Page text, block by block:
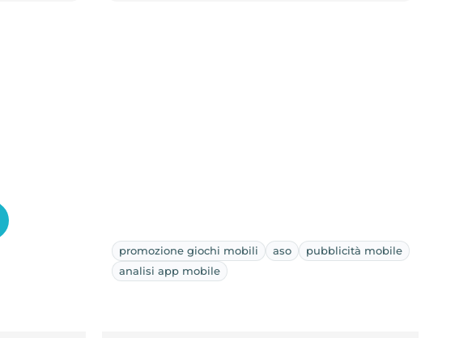
promozione giochi mobili aso
pubblicità mobile
analisi app mobile